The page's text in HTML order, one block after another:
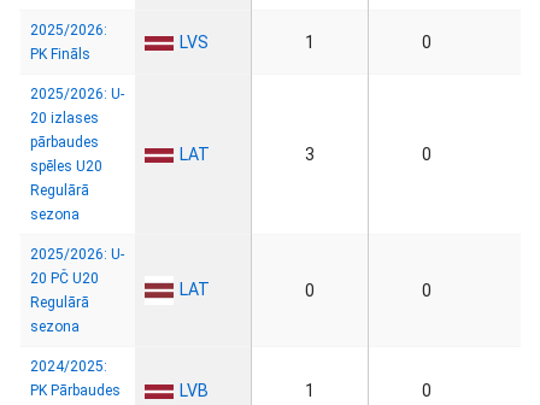
2025/2026:
PK Fināls
LVS 1 0
2025/2026: U-
20 izlases
pārbaudes
spēles U20
Regulārā
sezona
LAT 3 0
2025/2026: U-
20 PČ U20
Regulārā
sezona
LAT 0 0
2024/2025:
PK Pārbaudes
LVB 1 0